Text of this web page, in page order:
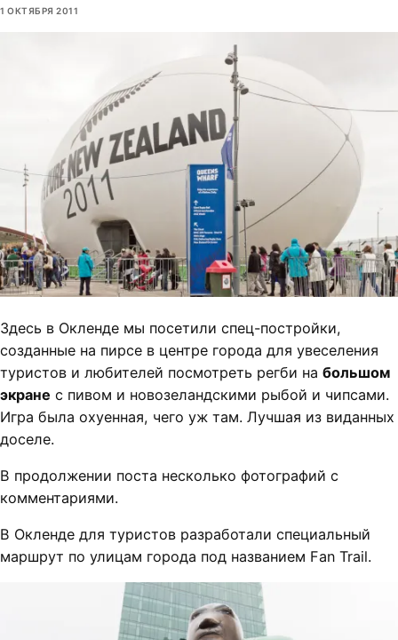
1 ОКТЯБРЯ 2011
Здесь в Окленде мы посетили спец-постройки,
созданные на пирсе в центре города для увеселения
туристов и любителей посмотреть регби на большом
экране с пивом и новозеландскими рыбой и чипсами.
Игра была охуенная, чего уж там. Лучшая из виданных
доселе.
В продолжении поста несколько фотографий с
комментариями.
В Окленде для туристов разработали специальный
маршрут по улицам города под названием Fan Trail.